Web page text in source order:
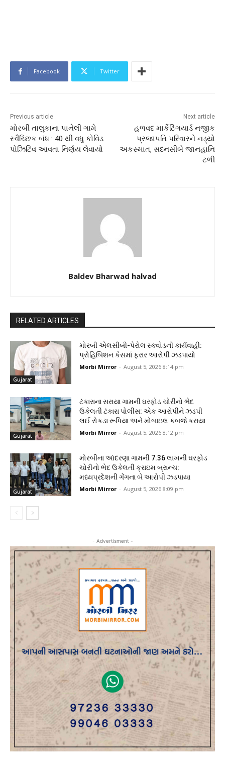
Facebook Twitter
Previous article
મોરબી તાલુકાના પાનેલી ગામે
સ્વૈચ્છિક બંધ : 40 થી વધુ કોવિડ
પોઝિટિવ આવતા નિર્ણય લેવાયો
Next article
હળવદ માર્કેટિંગયાર્ડ નજીક
પ્રજાપતિ પરિવારને નડ્યો
અકસ્માત, સદનસીબે જાનહાનિ
ટળી
Baldev Bharwad halvad
RELATED ARTICLES
Gujarat
મોરબી એલસીબી-પેરોલ સ્ક્વોડની કાર્યવાહી:
પ્રોહિબિશન કેસમાં ફરાર આરોપી ઝડપાયો
Morbi Mirror - August 5, 2026 8:14 pm
Gujarat
ટંકારાના સરાયા ગામની ઘરફોડ ચોરીનો ભેદ
ઉકેલતી ટંકારા પોલીસ: એક આરોપીને ઝડપી
લઈ રોકડા રૂપિયા અને મોબાઇલ કબજે કરાયા
Morbi Mirror - August 5, 2026 8:12 pm
Gujarat
મોરબીના આંદરણા ગામની ₹7.36 લાખની ઘરફોડ
ચોરીનો ભેદ ઉકેલતી ક્રાઇમ બ્રાન્ચ:
મધ્યપ્રદેશની ગેંગના બે આરોપી ઝડપાયા
Morbi Mirror - August 5, 2026 8:09 pm
- Advertisment -